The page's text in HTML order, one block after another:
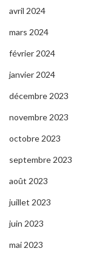
avril 2024
mars 2024
février 2024
janvier 2024
décembre 2023
novembre 2023
octobre 2023
septembre 2023
août 2023
juillet 2023
juin 2023
mai 2023